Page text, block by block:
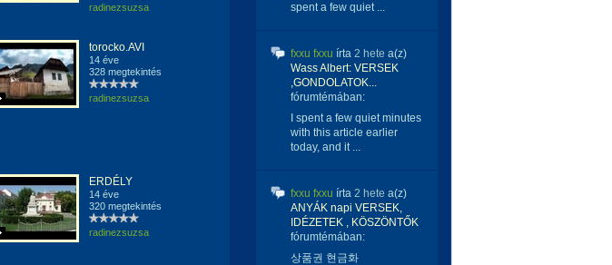
radinezsuzsa
torocko.AVI
14 éve
328 megtekintés
radinezsuzsa
ERDÉLY
14 éve
320 megtekintés
radinezsuzsa
spent a few quiet ...
fxxu fxxu írta 2 hete a(z)
Wass Albert: VERSEK
,GONDOLATOK...
fórumtémában:
I spent a few quiet minutes
with this article earlier
today, and it ...
fxxu fxxu írta 2 hete a(z)
ANYÁK napi VERSEK,
IDÉZETEK , KÖSZÖNTŐK
fórumtémában:
상품권 현금화